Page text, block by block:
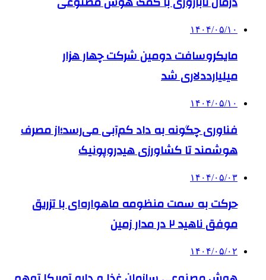
۱۴۰۴/۰۵/۱۰
مایکروسافت دومین شرکت چهار هزار
میلیارددلاری شد
۱۴۰۴/۰۵/۱۰
فناوری چگونه به داد کم‌آبی می‌رسد؛از مصرف
هوشمند تا کشاورزی هیدروپونیک
۱۴۰۴/۰۵/۰۳
حرکت به سمت منظومه ماهواره‌ای با تزریق
موفق ناهید ۲ در مدار زمین
۱۴۰۴/۰۵/۰۲